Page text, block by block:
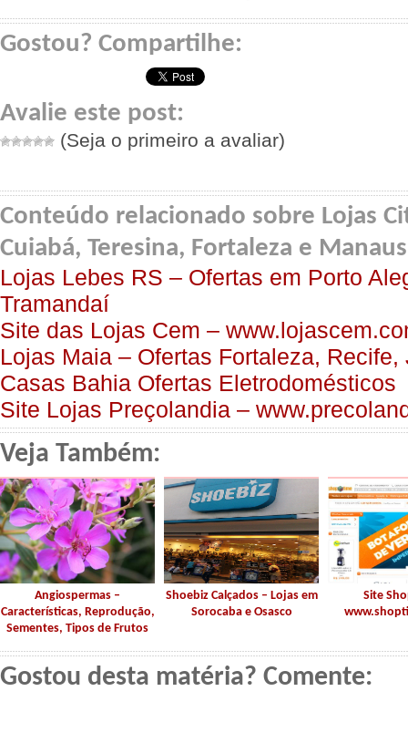
Gostou? Compartilhe:
Avalie este post:
(Seja o primeiro a avaliar)
Conteúdo relacionado sobre Lojas
Cuiabá, Teresina, Fortaleza e Manaus
Lojas Lebes RS – Ofertas em Porto
Tramandaí
Site das Lojas Cem –
Lojas Maia – Ofertas Fortaleza,
Casas Bahia Ofertas Eletrodomésticos
Site Lojas Preçolandia –
Veja Também:
Angiospermas –
Características, Reprodução,
Sementes, Tipos de Frutos
Shoebiz Calçados – Lojas em
Sorocaba e Osasco
Site
Gostou desta matéria? Comente: